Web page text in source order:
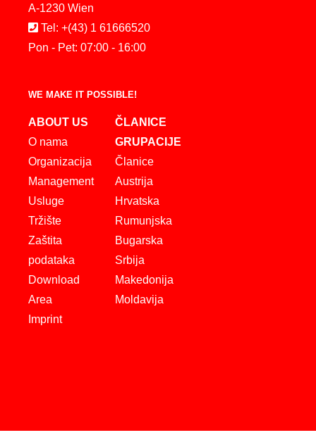
A-1230 Wien
Tel: +(43) 1 61666520
Pon - Pet: 07:00 - 16:00
WE MAKE IT POSSIBLE!
ABOUT US
O nama
Organizacija
Management
Usluge
Tržište
Zaštita
podataka
Download
Area
Imprint
ČLANICE
GRUPACIJE
Članice
Austrija
Hrvatska
Rumunjska
Bugarska
Srbija
Makedonija
Moldavija